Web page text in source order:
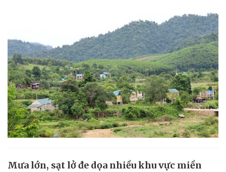
Mưa lớn, sạt lở đe dọa nhiều khu vực miền